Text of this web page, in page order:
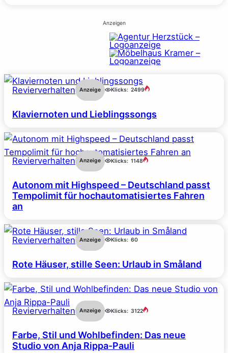
Anzeigen
Revierverhalten Anzeige Klicks: 2499
Klaviernoten und Lieblingssongs
Revierverhalten Anzeige Klicks: 1148
Autonom mit Highspeed – Deutschland passt
Tempolimit für hochautomatisiertes Fahren
an
Revierverhalten Anzeige Klicks: 60
Rote Häuser, stille Seen: Urlaub in Småland
Revierverhalten Anzeige Klicks: 3122
Farbe, Stil und Wohlbefinden: Das neue
Studio von Anja Rippa-Pauli